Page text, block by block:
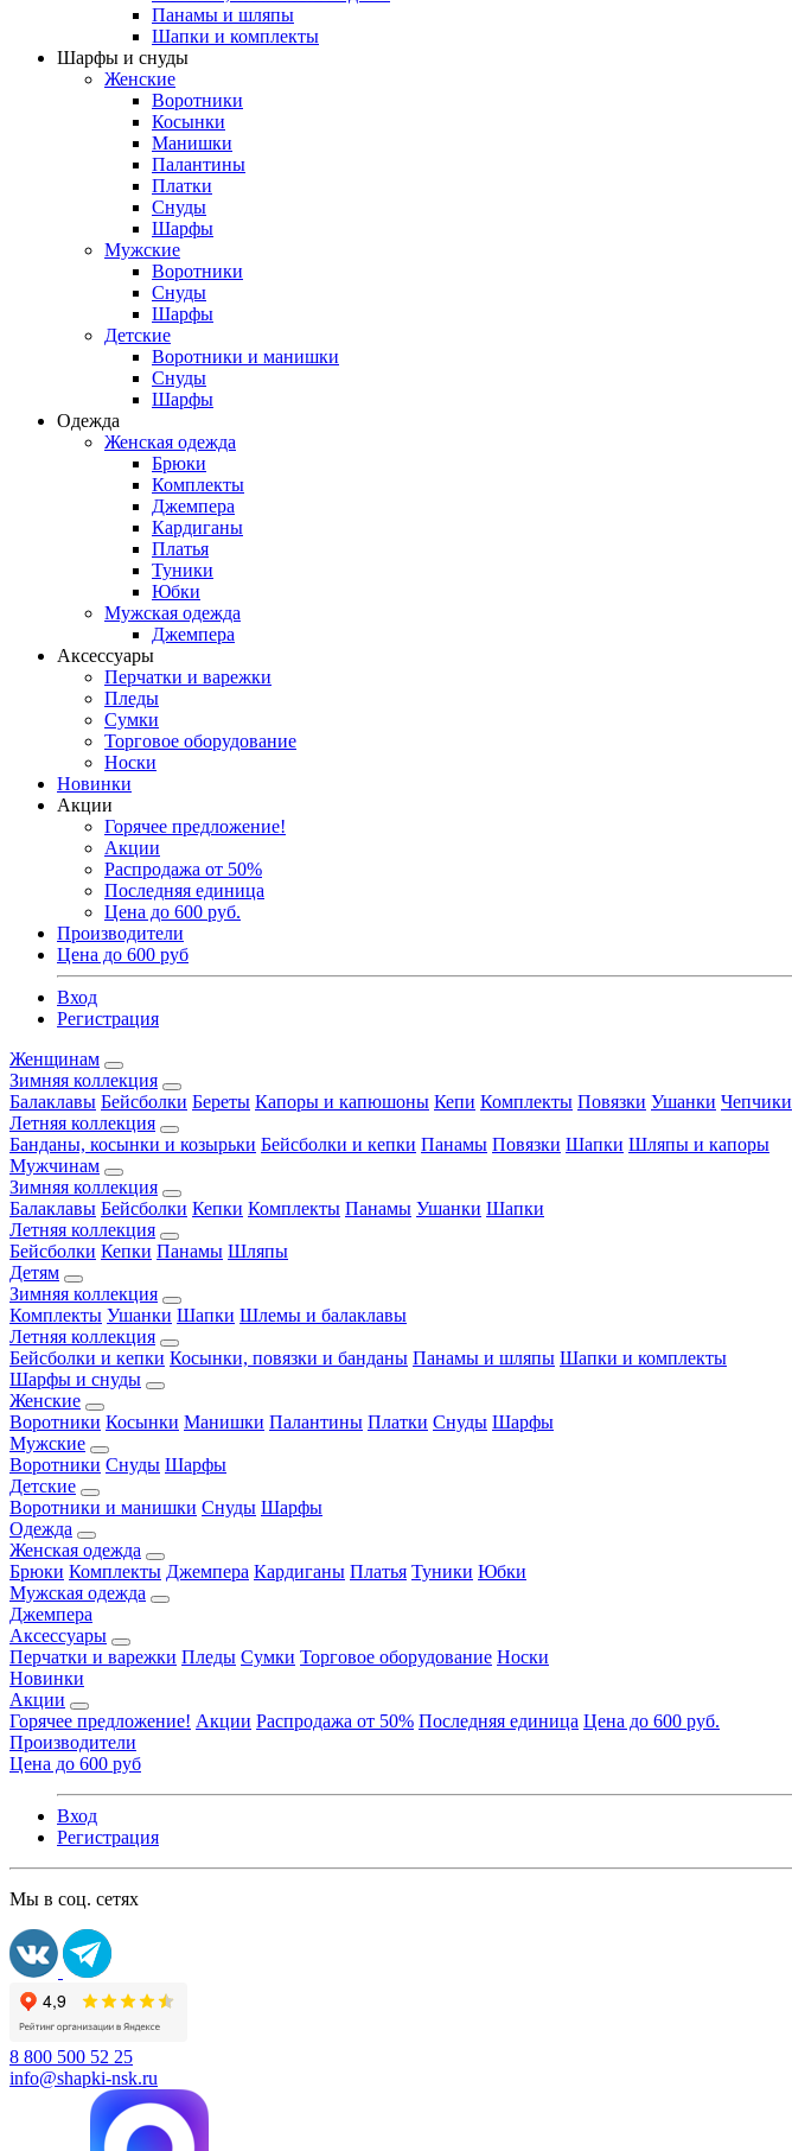
Панамы и шляпы
Шапки и комплекты
Шарфы и снуды
Женские
Воротники
Косынки
Манишки
Палантины
Платки
Снуды
Шарфы
Мужские
Воротники
Снуды
Шарфы
Детские
Воротники и манишки
Снуды
Шарфы
Одежда
Женская одежда
Брюки
Комплекты
Джемпера
Кардиганы
Платья
Туники
Юбки
Мужская одежда
Джемпера
Аксессуары
Перчатки и варежки
Пледы
Сумки
Торговое оборудование
Носки
Новинки
Акции
Горячее предложение!
Акции
Распродажа от 50%
Последняя единица
Цена до 600 руб.
Производители
Цена до 600 руб
Вход
Регистрация
Женщинам
Зимняя коллекция
Балаклавы Бейсболки Береты Капоры и капюшоны Кепи Комплекты Повязки Ушанки Чепчики
Летняя коллекция
Банданы, косынки и козырьки Бейсболки и кепки Панамы Повязки Шапки Шляпы и капоры
Мужчинам
Зимняя коллекция
Балаклавы Бейсболки Кепки Комплекты Панамы Ушанки Шапки
Летняя коллекция
Бейсболки Кепки Панамы Шляпы
Детям
Зимняя коллекция
Комплекты Ушанки Шапки Шлемы и балаклавы
Летняя коллекция
Бейсболки и кепки Косынки, повязки и банданы Панамы и шляпы Шапки и комплекты
Шарфы и снуды
Женские
Воротники Косынки Манишки Палантины Платки Снуды Шарфы
Мужские
Воротники Снуды Шарфы
Детские
Воротники и манишки Снуды Шарфы
Одежда
Женская одежда
Брюки Комплекты Джемпера Кардиганы Платья Туники Юбки
Мужская одежда
Джемпера
Аксессуары
Перчатки и варежки Пледы Сумки Торговое оборудование Носки
Новинки
Акции
Горячее предложение! Акции Распродажа от 50% Последняя единица Цена до 600 руб.
Производители
Цена до 600 руб
Вход
Регистрация
Мы в соц. сетях
8 800 500 52 25
info@shapki-nsk.ru